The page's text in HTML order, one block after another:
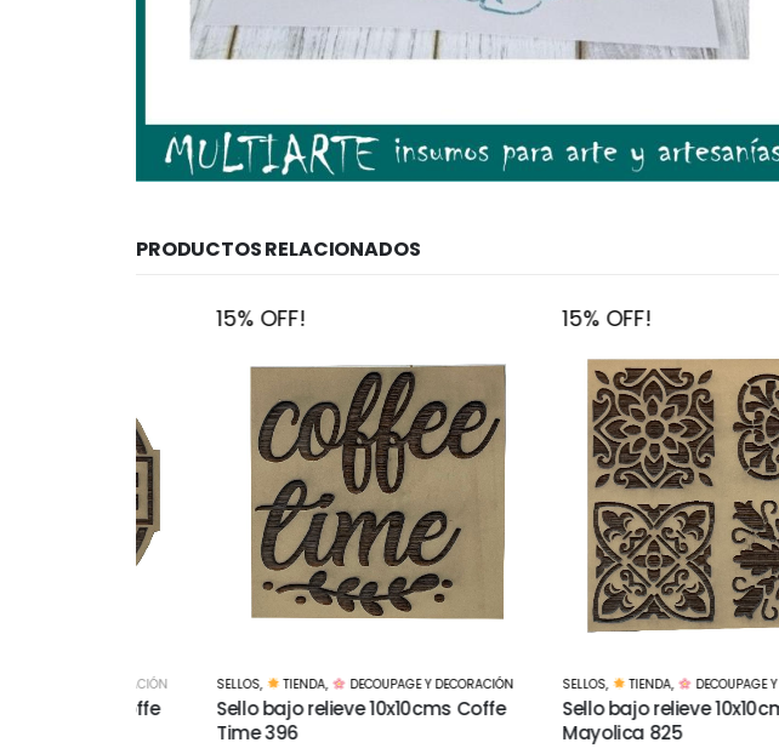
PRODUCTOS RELACIONADOS
15% OFF!
SELLOS TIENDA, DECOUPAGE Y DECORACIÓN
Sello bajo relieve 10x10cms Coffe
Time 396
15% OFF!
SELLOS TIENDA, DECOUPAGE Y DECORACIÓN
Sello bajo relieve 10x10cms
Mayolica 825